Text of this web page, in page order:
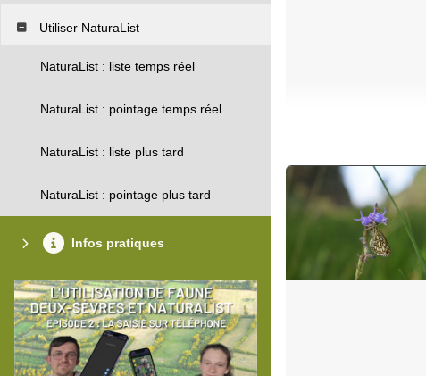
Utiliser NaturaList
NaturaList : liste temps réel
NaturaList : pointage temps réel
NaturaList : liste plus tard
NaturaList : pointage plus tard
Infos pratiques